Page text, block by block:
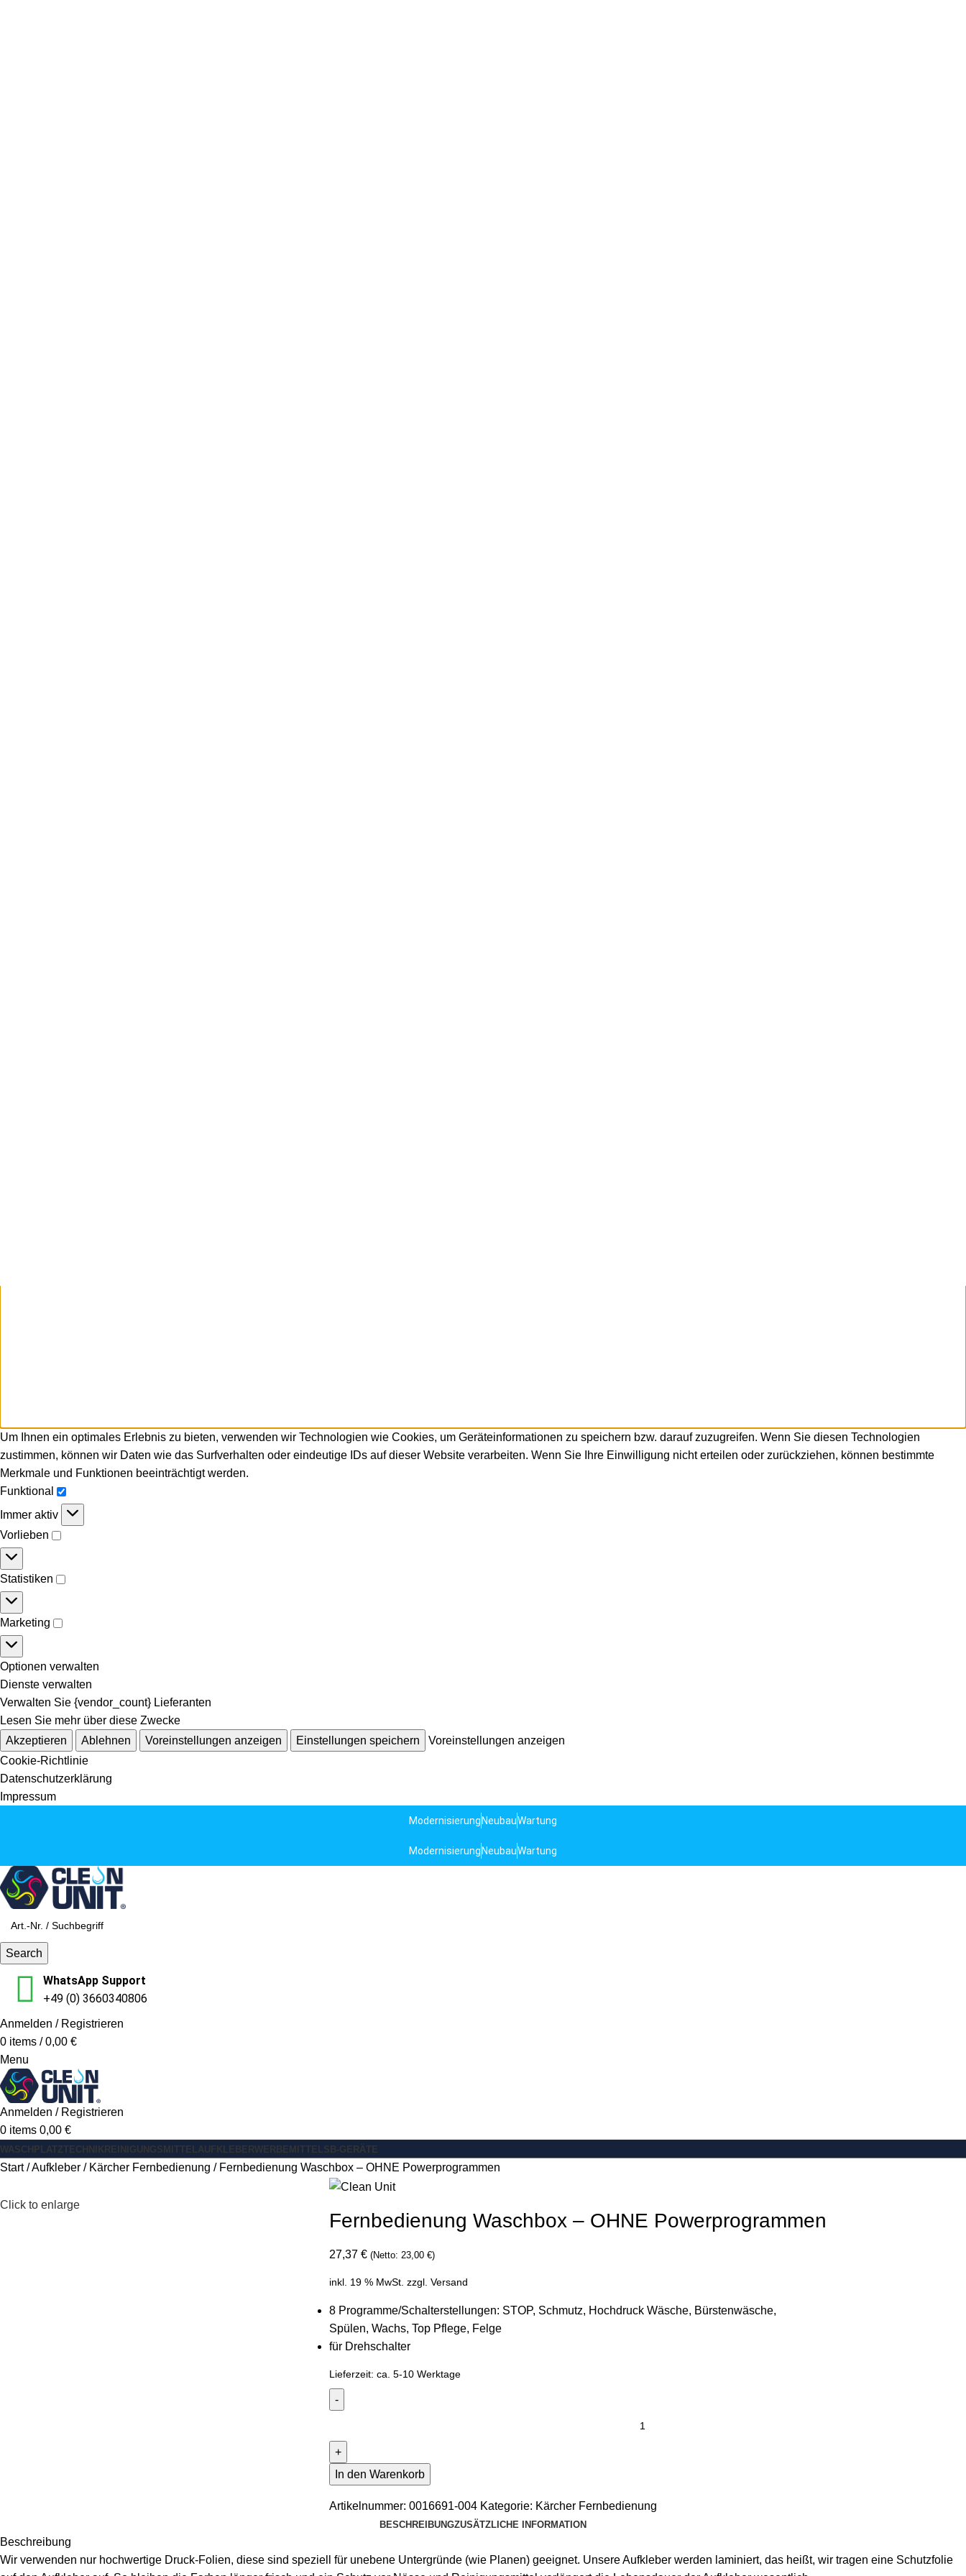
Um Ihnen ein optimales Erlebnis zu bieten, verwenden wir Technologien wie Cookies, um Geräteinformationen zu speichern bzw. darauf zuzugreifen. Wenn Sie diesen Technologien
zustimmen, können wir Daten wie das Surfverhalten oder eindeutige IDs auf dieser Website verarbeiten. Wenn Sie Ihre Einwilligung nicht erteilen oder zurückziehen, können bestimmte
Merkmale und Funktionen beeinträchtigt werden.
Funktional
Immer aktiv
Vorlieben
Statistiken
Marketing
Optionen verwalten
Dienste verwalten
Verwalten Sie {vendor_count} Lieferanten
Lesen Sie mehr über diese Zwecke
Akzeptieren
Ablehnen Voreinstellungen anzeigen Einstellungen speichern
Voreinstellungen anzeigen
Cookie-Richtlinie
Datenschutzerklärung
Impressum
Modernisierung NeubauWartung
Modernisierung NeubauWartung
Search
WhatsApp Support
+49 (0) 3660340806
Anmelden / Registrieren
0 items / 0,00 €
Menu
Anmelden / Registrieren
0 items 0,00 €
WASCHPLATZTECHNIK REINIGUNGSMITTELAUFKLEBERWERBEMITTELSB-GERÄTE
Start Aufkleber Kärcher Fernbedienung Fernbedienung Waschbox – OHNE Powerprogrammen
Click to enlarge
Fernbedienung Waschbox – OHNE Powerprogrammen
27,37 € (Netto: 23,00 €)
inkl. 19 % MwSt. zzgl. Versand
8 Programme/Schalterstellungen: STOP, Schmutz, Hochdruck Wäsche, Bürstenwäsche,
Spülen, Wachs, Top Pflege, Felge
für Drehschalter
Lieferzeit: ca. 5-10 Werktage
In den Warenkorb
Artikelnummer: 0016691-004 Kategorie: Kärcher Fernbedienung
BESCHREIBUNGZUSÄTZLICHE INFORMATION
Beschreibung
Wir verwenden nur hochwertige Druck-Folien, diese sind speziell für unebene Untergründe (wie Planen) geeignet. Unsere Aufkleber werden laminiert, das heißt, wir tragen eine Schutzfolie